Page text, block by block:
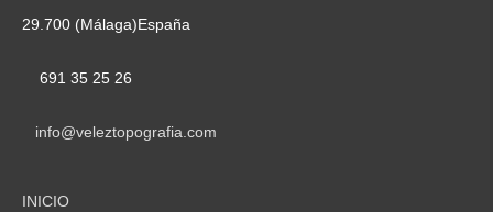
29.700 (Málaga)España
691 35 25 26
info@veleztopografia.com
INICIO